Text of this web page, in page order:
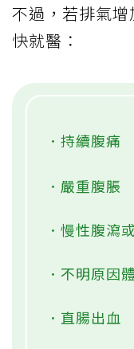
不過，若排氣
快就醫：
．持續腹痛
．嚴重腹脹
．慢性腹瀉
．不明原因
．直腸出血